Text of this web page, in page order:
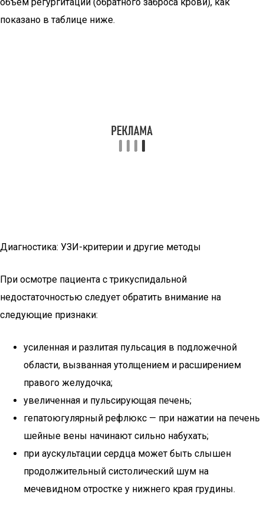
показано в таблице ниже.
Диагностика: УЗИ-критерии и другие методы
При осмотре пациента с трикуспидальной
недостаточностью следует обратить внимание на
следующие признаки:
усиленная и разлитая пульсация в подложечной
области, вызванная утолщением и расширением
правого желудочка;
увеличенная и пульсирующая печень;
гепатоюгулярный рефлюкс — при нажатии на печень
шейные вены начинают сильно набухать;
при аускультации сердца может быть слышен
продолжительный систолический шум на
мечевидном отростке у нижнего края грудины.